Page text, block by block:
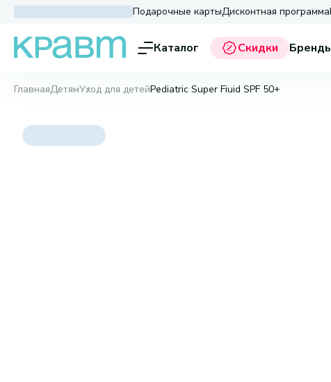
Подарочные картыДисконтная программа
Каталог Скидки
ГлавнаяДетямУход для детейPediatric Super Fiuid SPF 50+